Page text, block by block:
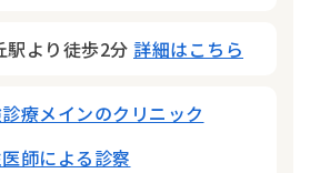
駅より徒歩2分 詳細はこちら
療メインのクリニック
師による診察